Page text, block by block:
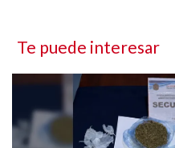
Te puede interesar